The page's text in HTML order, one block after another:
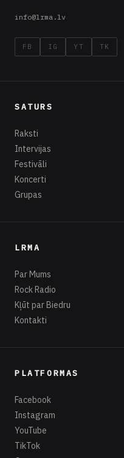
info@lrma.lv
FB IG YT TK
SATURS
Raksti
Intervijas
Festivāli
Koncerti
Grupas
LRMA
Par Mums
Rock Radio
Kļūt par Biedru
Kontakti
PLATFORMAS
Facebook
Instagram
YouTube
TikTok